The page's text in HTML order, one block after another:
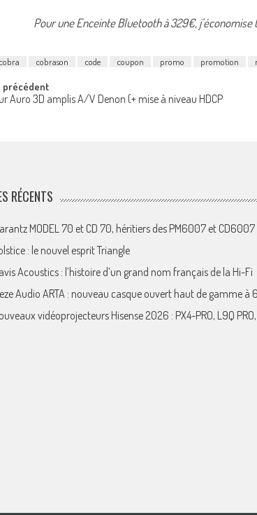
Pour une Enceinte Bluetooth à 329€,
cobra cobrason code coupon promo promotion
précédent
Auro 3D amplis A/V Denon (+ mise à niveau HDCP
RÉCENTS
MODEL 70 et CD 70, héritiers des PM6007 et CD6007
: le nouvel esprit Triangle
Acoustics : l’histoire d’un grand nom français de la Hi-Fi
Audio ARTA : nouveau casque ouvert haut de gamme à
vidéoprojecteurs Hisense 2026 : PX4-PRO, L9Q